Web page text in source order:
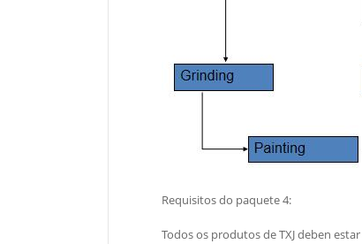
Requisitos do paquete 4:
Todos os produtos de TXJ deben